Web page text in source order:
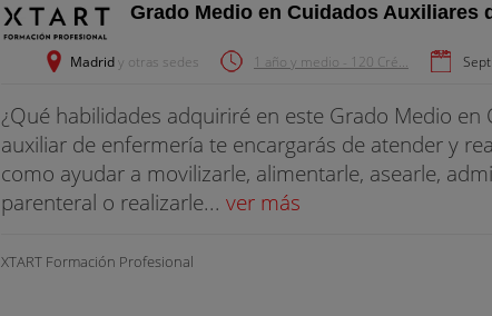
Grado Medio en Cuidados Auxiliares
Madridy otras sedes 1 año y medio - 120 Cré...
¿Qué habilidades adquiriré en este Grado Medio
auxiliar de enfermería te encargarás de atender y
como ayudar a movilizarle, alimentarle, asearle,
parenteral o realizarle... ver más
XTART Formación Profesional